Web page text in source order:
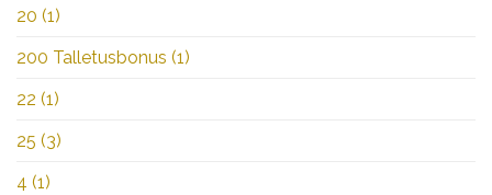
20 (1)
200 Talletusbonus (1)
22 (1)
25 (3)
4 (1)